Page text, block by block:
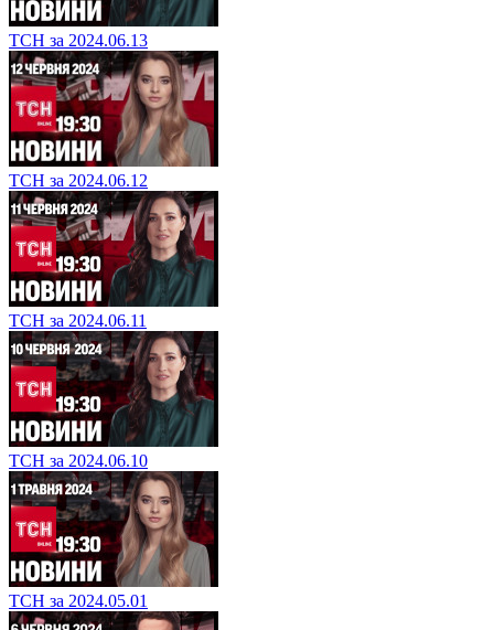
ТСН за 2024.06.13
ТСН за 2024.06.12
ТСН за 2024.06.11
ТСН за 2024.06.10
ТСН за 2024.05.01